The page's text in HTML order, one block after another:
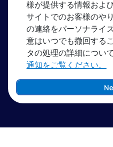
様が提供する情報およ
サイトでのお客様のや
の連絡をパーソナライ
意はいつでも撤回する
タの処理の詳細について
通知をご覧ください。